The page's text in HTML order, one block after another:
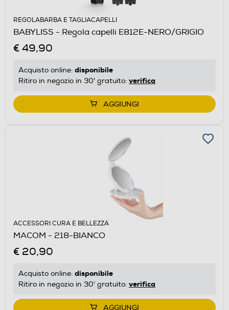
REGOLABARBA E TAGLIACAPELLI
BABYLISS - Regola capelli E812E-NERO/GRIGIO
€ 49,90
Acquisto online: disponibile
Ritiro in negozio in 30' gratuito: verifica
AGGIUNGI
ACCESSORI CURA E BELLEZZA
MACOM - 218-BIANCO
€ 20,90
Acquisto online: disponibile
Ritiro in negozio in 30' gratuito: verifica
AGGIUNGI